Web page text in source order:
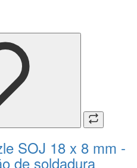
SOJ 18 x 8 mm -
de soldadura